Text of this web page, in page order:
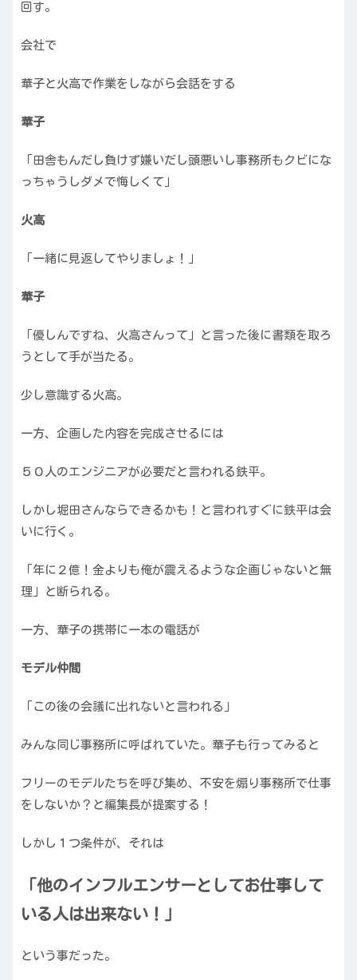
回す。
会社で
華子と火高で作業をしながら会話をする
華子
「田舎もんだし負けず嫌いだし頭悪いし事務所もクビにな
っちゃうしダメで悔しくて」
火高
「一緒に見返してやりましょ！」
華子
「優しんですね、火高さんって」と言った後に書類を取ろ
うとして手が当たる。
少し意識する火高。
一方、企画した内容を完成させるには
５０人のエンジニアが必要だと言われる鉄平。
しかし堀田さんならできるかも！と言われすぐに鉄平は会
いに行く。
「年に２億！金よりも俺が震えるような企画じゃないと無
理」と断られる。
一方、華子の携帯に一本の電話が
モデル仲間
「この後の会議に出れないと言われる」
みんな同じ事務所に呼ばれていた。華子も行ってみると
フリーのモデルたちを呼び集め、不安を煽り事務所で仕事
をしないか？と編集長が提案する！
しかし１つ条件が、それは
「他のインフルエンサーとしてお仕事して
いる人は出来ない！」
という事だった。